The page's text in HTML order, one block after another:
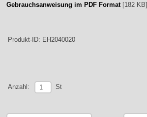
Gebrauchsanweisung im PDF Format[182 KB]
Produkt-ID: EH2040020
Anzahl: St